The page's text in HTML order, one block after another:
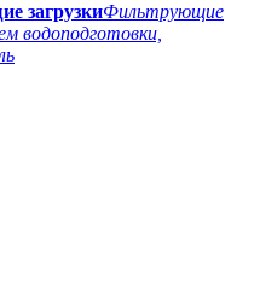
загрузкиФильтрующие
водоподготовки,